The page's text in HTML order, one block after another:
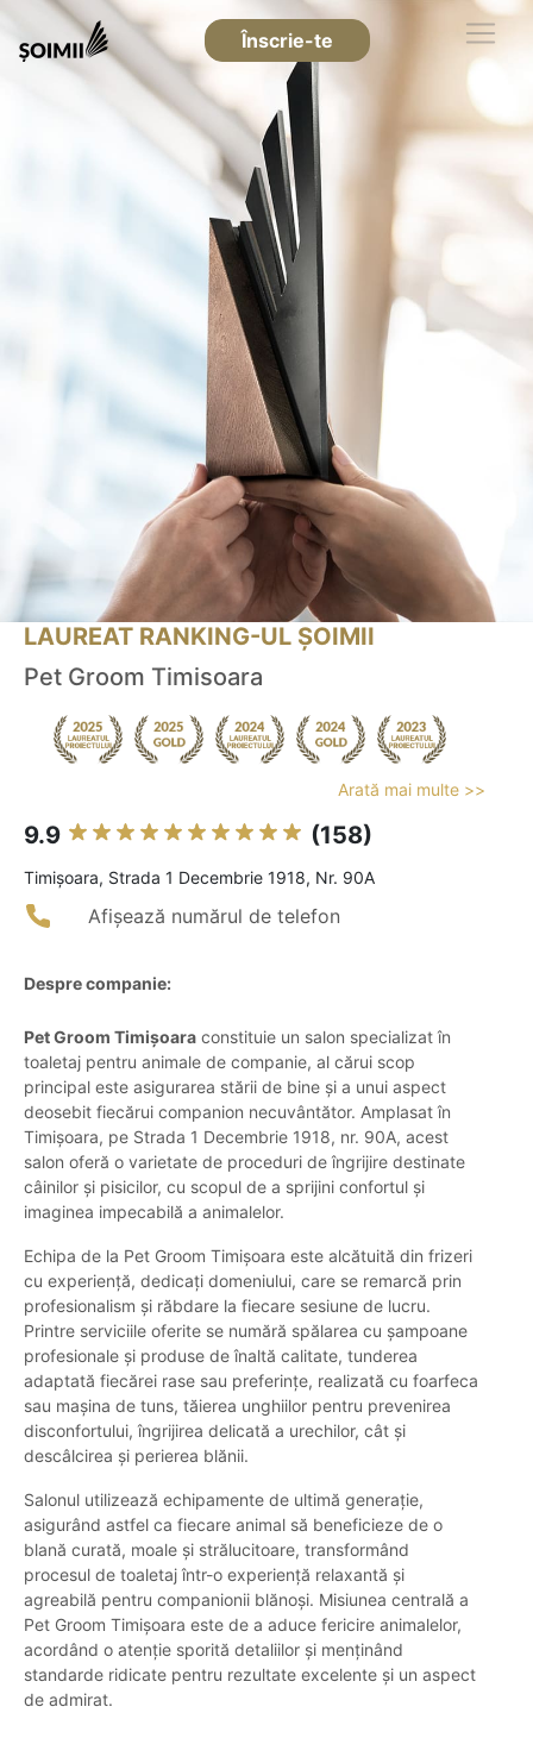
Înscrie-te
LAUREAT RANKING-UL ȘOIMII
Pet Groom Timisoara
Arată mai multe >>
9.9 (158)
Timişoara, Strada 1 Decembrie 1918, Nr. 90A
Afișează numărul de telefon
Despre companie:
Pet Groom Timișoara constituie un salon specializat în
toaletaj pentru animale de companie, al cărui scop
principal este asigurarea stării de bine și a unui aspect
deosebit fiecărui companion necuvântător. Amplasat în
Timișoara, pe Strada 1 Decembrie 1918, nr. 90A, acest
salon oferă o varietate de proceduri de îngrijire destinate
câinilor și pisicilor, cu scopul de a sprijini confortul și
imaginea impecabilă a animalelor.
Echipa de la Pet Groom Timișoara este alcătuită din frizeri
cu experiență, dedicați domeniului, care se remarcă prin
profesionalism și răbdare la fiecare sesiune de lucru.
Printre serviciile oferite se numără spălarea cu șampoane
profesionale și produse de înaltă calitate, tunderea
adaptată fiecărei rase sau preferințe, realizată cu foarfeca
sau mașina de tuns, tăierea unghiilor pentru prevenirea
disconfortului, îngrijirea delicată a urechilor, cât și
descâlcirea și perierea blănii.
Salonul utilizează echipamente de ultimă generație,
asigurând astfel ca fiecare animal să beneficieze de o
blană curată, moale și strălucitoare, transformând
procesul de toaletaj într-o experiență relaxantă și
agreabilă pentru companionii blănoși. Misiunea centrală a
Pet Groom Timișoara este de a aduce fericire animalelor,
acordând o atenție sporită detaliilor și menținând
standarde ridicate pentru rezultate excelente și un aspect
de admirat.